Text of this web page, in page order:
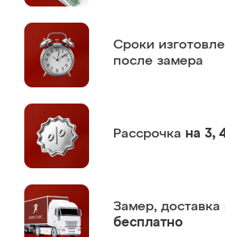
Сроки
после замера
Рассрочка на 3,
Замер,
бесплатно